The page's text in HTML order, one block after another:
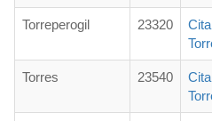
Torreperogil 23320
Torres 23540